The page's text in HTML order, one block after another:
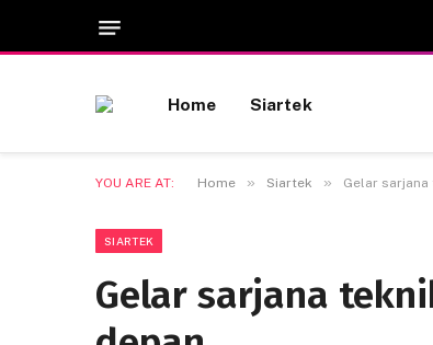
Home Siartek
YOU ARE AT: Home » Siartek » Gelar
SIARTEK
Gelar sarjana